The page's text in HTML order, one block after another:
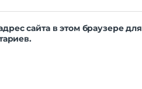
сайта в этом браузере для